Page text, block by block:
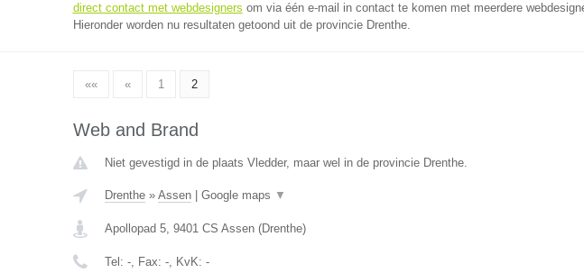
direct contact met webdesigners om via één e-mail in contact te komen met meerdere
Hieronder worden nu resultaten getoond uit de provincie Drenthe.
«« « 1 2
Web and Brand
Niet gevestigd in de plaats Vledder, maar wel in de provincie Drenthe.
Drenthe» Assen| Google maps ▼
Apollopad 5, 9401 CS Assen(Drenthe)
Tel: -, Fax: -, KvK: -